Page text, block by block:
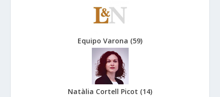
Equipo Varona (59)
Natàlia Cortell Picot (14)